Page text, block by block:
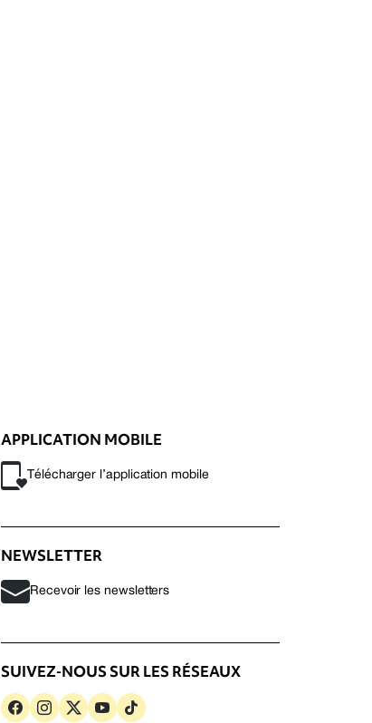
APPLICATION MOBILE
Télécharger l’application mobile
NEWSLETTER
Recevoir les newsletters
SUIVEZ-NOUS SUR LES RÉSEAUX